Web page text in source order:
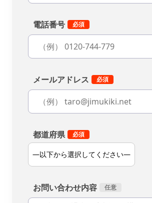
電話番号
メールアドレス
都道府県
お問い合わせ内容